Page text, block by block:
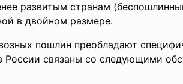
развитым странам
в двойном размере.
пошлин преобладают
связаны со следующими